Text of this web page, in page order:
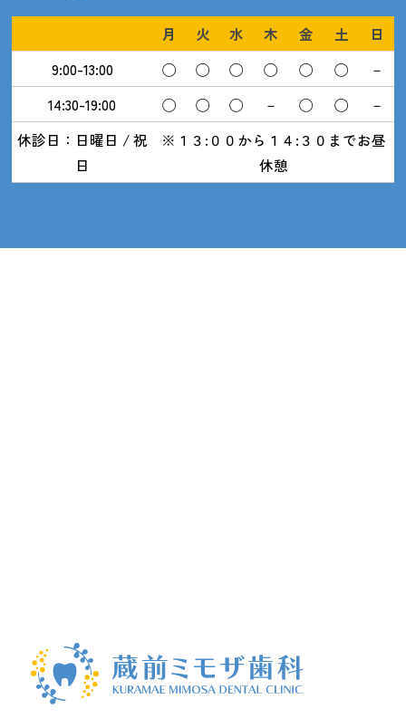
月 火 水 木 金 土
日
9:00-13:00
◯ ◯ ◯ ◯ ◯ ◯
－
14:30-19:00
◯ ◯ ◯ － ◯ ◯
－
休診日：日曜日 / 祝
日
※１３:００から１４:３０までお昼
休憩